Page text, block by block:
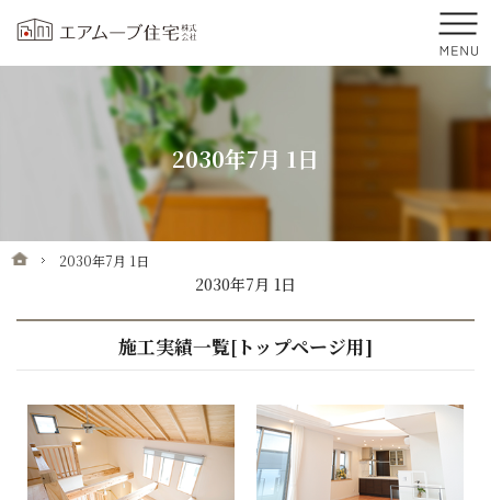
2030年7月 1日
プロの目線からご提案。前橋市・高崎市の注文住宅・新築戸建てを手がける工務
前橋市・高崎市を中心に群馬県全域で新築・注文住宅・新築戸建てを手がけるエア
ホーム
2030年7月 1日
2030年7月 1日
施工実績一覧[トップページ用]